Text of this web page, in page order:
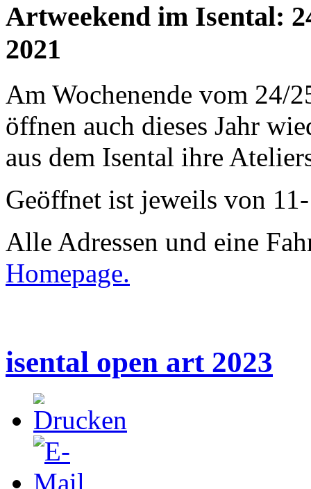
Artweekend im Isental:
2021
Am Wochenende vom 24/
öffnen auch dieses Jahr
aus dem Isental ihre
Geöffnet ist jeweils von
Alle Adressen und eine
Homepage.
isental open art 2023